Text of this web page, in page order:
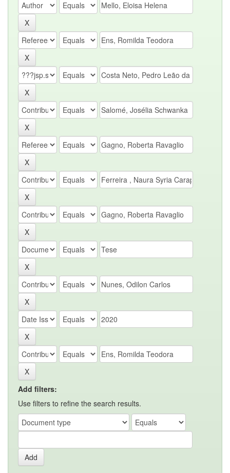
Add filters:
Use filters to refine the search results.